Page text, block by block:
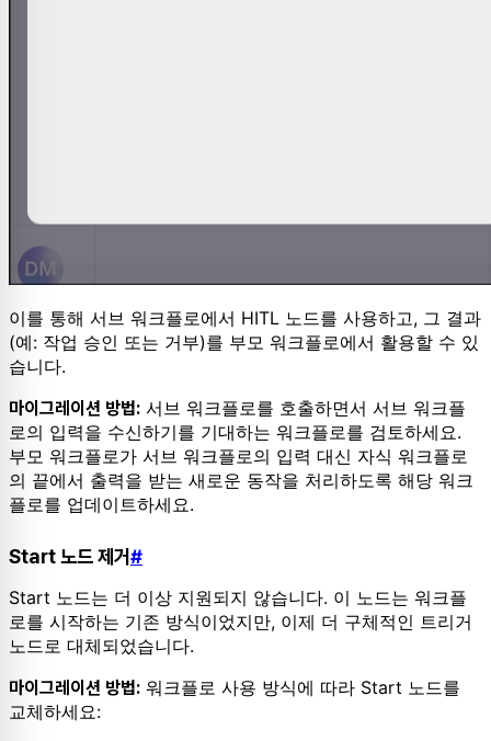
이를 통해 서브 워크플로에서 HITL 노드를 사용하고, 그 결과
(예: 작업 승인 또는 거부)를 부모 워크플로에서 활용할 수 있
습니다.
마이그레이션 방법: 서브 워크플로를 호출하면서 서브 워크플
로의 입력을 수신하기를 기대하는 워크플로를 검토하세요.
부모 워크플로가 서브 워크플로의 입력 대신 자식 워크플로
의 끝에서 출력을 받는 새로운 동작을 처리하도록 해당 워크
플로를 업데이트하세요.
Start 노드 제거#
Start 노드는 더 이상 지원되지 않습니다. 이 노드는 워크플
로를 시작하는 기존 방식이었지만, 이제 더 구체적인 트리거
노드로 대체되었습니다.
마이그레이션 방법: 워크플로 사용 방식에 따라 Start 노드를
교체하세요: